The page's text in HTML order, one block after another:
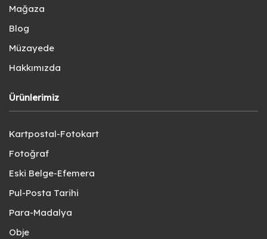
Mağaza
Blog
Müzayede
Hakkımızda
Ürünlerimiz
Kartpostal-Fotokart
Fotoğraf
Eski Belge-Efemera
Pul-Posta Tarihi
Para-Madalya
Obje